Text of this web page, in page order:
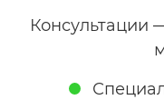
Консультации